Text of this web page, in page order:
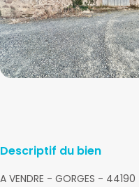
Descriptif du bien
A VENDRE - GORGES - 44190